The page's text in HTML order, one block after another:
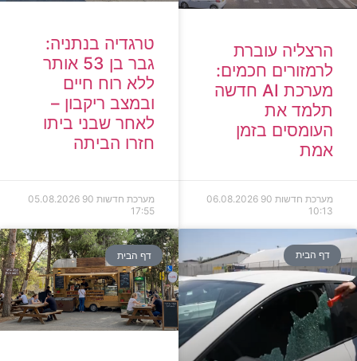
הרצליה עוברת
לרמזורים חכמים:
מערכת AI חדשה
תלמד את
העומסים בזמן
אמת
מערכת חדשות 90
06.08.2026
10:13
טרגדיה בנתניה:
גבר בן 53 אותר
ללא רוח חיים
ובמצב ריקבון –
לאחר שבני ביתו
חזרו הביתה
מערכת חדשות 90
05.08.2026
17:55
דף הבית דף הבית